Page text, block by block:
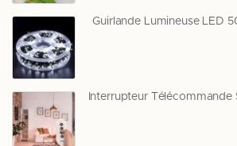
Guirlande Lumineuse LED
Interrupteur